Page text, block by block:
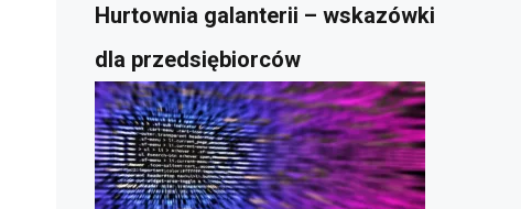
Hurtownia galanterii – wskazówki
dla przedsiębiorców